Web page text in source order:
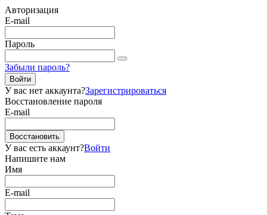
Авторизация
E-mail
Пароль
Забыли пароль?
Войти
У вас нет аккаунта?Зарегистрироваться
Восстановление пароля
E-mail
Восстановить
У вас есть аккаунт?Войти
Напишите нам
Имя
E-mail